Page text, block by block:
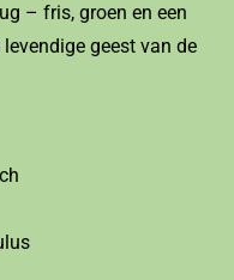
– fris, groen en een
geest van de